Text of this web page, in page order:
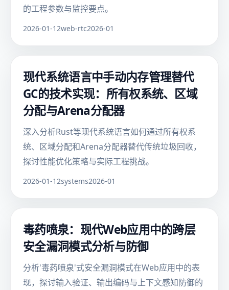
的工程参数与监控要点。
2026-01-12web-rtc2026-01
现代系统语言中手动内存管理替代
GC的技术实现：所有权系统、区域
分配与Arena分配器
深入分析Rust等现代系统语言如何通过所有权系
统、区域分配和Arena分配器替代传统垃圾回收，
探讨性能优化策略与实际工程挑战。
2026-01-12systems2026-01
毒药喷泉：现代Web应用中的跨层
安全漏洞模式分析与防御
分析'毒药喷泉'式安全漏洞模式在Web应用中的表
现，探讨输入验证、输出编码与上下文感知防御的